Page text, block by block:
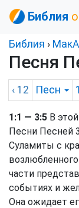
Библия
Библия ›
Песня
‹ 12 Песн 1
1:1 — 3:5 В
Песни Песней
Суламиты с
части
событиях и
Она ожидает